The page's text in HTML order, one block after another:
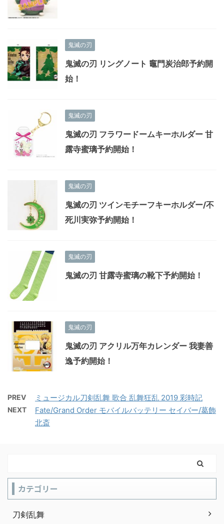
鬼滅の刃
鬼滅の刃 リングノート 竈門炭治郎予約開
始！
鬼滅の刃
鬼滅の刃 フラワードームキーホルダー 甘
露寺蜜璃予約開始！
鬼滅の刃
鬼滅の刃 ツインモチーフキーホルダー/不
死川実弥予約開始！
鬼滅の刃
鬼滅の刃 甘露寺蜜璃の靴下予約開始！
鬼滅の刃
鬼滅の刃 アクリル万年カレンダー 我妻善
逸予約開始！
PREV ミュージカル刀剣乱舞 歌合 乱舞狂乱 2019 彩時記
NEXT
Fate/Grand Order モバイルバッテリー セイバー/葛飾
北斎
カテゴリー
刀剣乱舞